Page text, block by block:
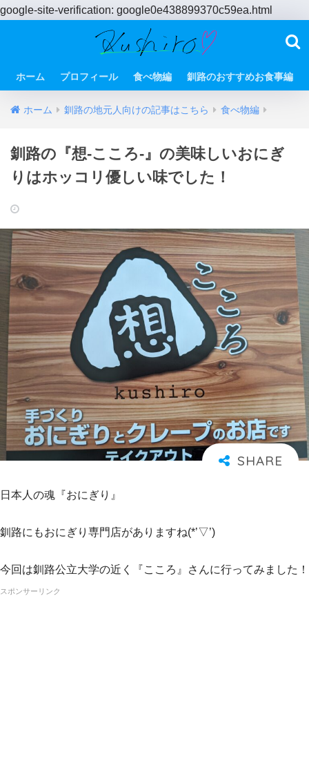
google-site-verification: google0e438899370c59ea.html
ホーム プロフィール 食べ物編 釧路のおすすめお食事編
ホーム 釧路の地元人向けの記事はこちら 食べ物編
釧路の『想‐こころ‐』の美味しいおにぎ
りはホッコリ優しい味でした！
日本人の魂『おにぎり』
釧路にもおにぎり専門店がありますね(*’▽’)
今回は釧路公立大学の近く『こころ』さんに行ってみました！
スポンサーリンク